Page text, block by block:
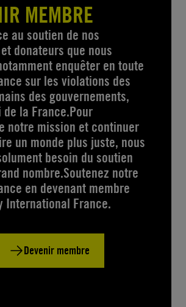
MEMBRE
au soutien de nos
donateurs que nous
enquêter en toute
sur les violations des
des gouvernements,
la France.Pour
notre mission et continuer
un monde plus juste, nous
besoin du soutien
nombre.Soutenez notre
en devenant membre
International France.
Devenir membre